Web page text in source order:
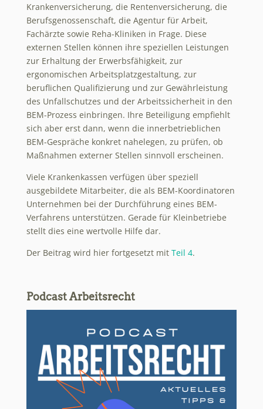
Krankenversicherung, die Rentenversicherung, die
Berufsgenossenschaft, die Agentur für Arbeit,
Fachärzte sowie Reha-Kliniken in Frage. Diese
externen Stellen können ihre speziellen Leistungen
zur Erhaltung der Erwerbsfähigkeit, zur
ergonomischen Arbeitsplatzgestaltung, zur
beruflichen Qualifizierung und zur Gewährleistung
des Unfallschutzes und der Arbeitssicherheit in den
BEM-Prozess einbringen. Ihre Beteiligung empfiehlt
sich aber erst dann, wenn die innerbetrieblichen
BEM-Gespräche konkret nahelegen, zu prüfen, ob
Maßnahmen externer Stellen sinnvoll erscheinen.
Viele Krankenkassen verfügen über speziell
ausgebildete Mitarbeiter, die als BEM-Koordinatoren
Unternehmen bei der Durchführung eines BEM-
Verfahrens unterstützen. Gerade für Kleinbetriebe
stellt dies eine wertvolle Hilfe dar.
Der Beitrag wird hier fortgesetzt mit Teil 4.
Podcast Arbeitsrecht